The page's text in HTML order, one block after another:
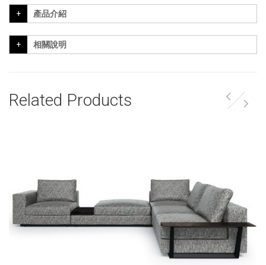
產品介紹
相關說明
Related Products